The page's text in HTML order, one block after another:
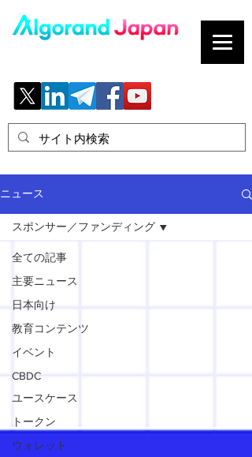
ニュース
全ての記事
主要ニュース
日本向け
教育コンテンツ
イベント
CBDC
ユースケース
トークン
ウォレット
スポンサー／ファンディング